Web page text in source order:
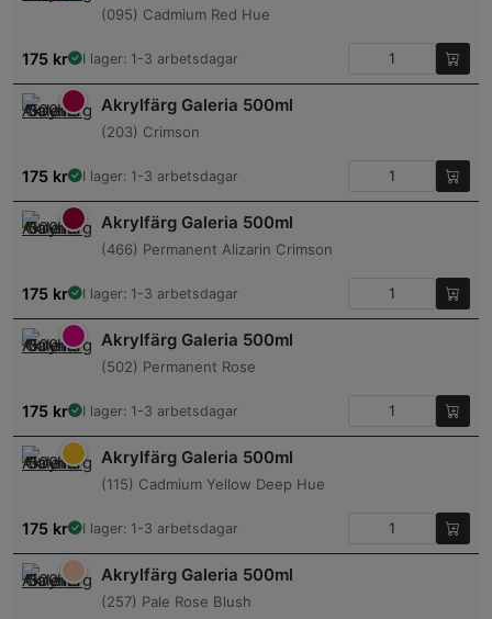
(095) Cadmium Red Hue
175 kr I lager: 1-3 arbetsdagar
Akrylfärg Galeria 500ml
(203) Crimson
175 kr I lager: 1-3 arbetsdagar
Akrylfärg Galeria 500ml
(466) Permanent Alizarin Crimson
175 kr I lager: 1-3 arbetsdagar
Akrylfärg Galeria 500ml
(502) Permanent Rose
175 kr I lager: 1-3 arbetsdagar
Akrylfärg Galeria 500ml
(115) Cadmium Yellow Deep Hue
175 kr I lager: 1-3 arbetsdagar
Akrylfärg Galeria 500ml
(257) Pale Rose Blush